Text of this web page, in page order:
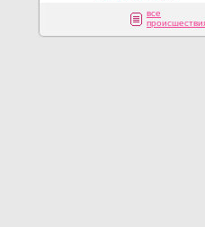
все